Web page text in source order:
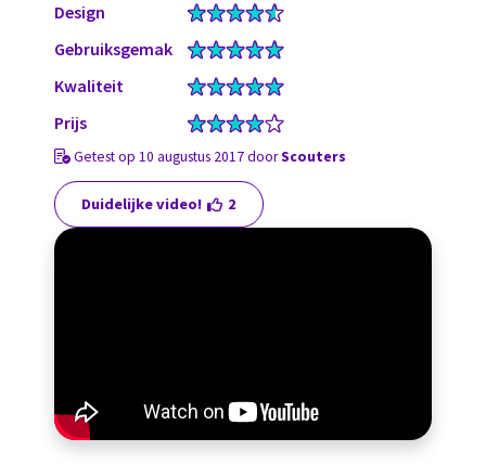
Design
Gebruiksgemak
Kwaliteit
Prijs
Getest op 10 augustus 2017 doorScouters
Duidelijke video! 2